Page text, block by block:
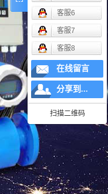
客服6
客服7
客服8
在线留言
分享到...
扫描二维码